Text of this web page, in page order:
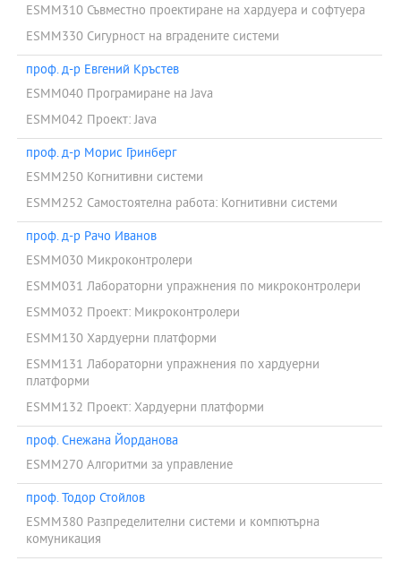
ESMM310 Съвместно проектиране на хардуера и софтуера
ESMM330 Сигурност на вградените системи
проф. д-р Евгений Кръстев
ESMM040 Програмиране на Java
ESMM042 Проект: Java
проф. д-р Морис Гринберг
ESMM250 Когнитивни системи
ESMM252 Самостоятелна работа: Когнитивни системи
проф. д-р Рачо Иванов
ESMM030 Микроконтролери
ESMM031 Лабораторни упражнения по микроконтролери
ESMM032 Проект: Микроконтролери
ESMM130 Хардуерни платформи
ESMM131 Лабораторни упражнения по хардуерни
платформи
ESMM132 Проект: Хардуерни платформи
проф. Снежана Йорданова
ESMM270 Алгоритми за управление
проф. Тодор Стойлов
ESMM380 Разпределителни системи и компютърна
комуникация